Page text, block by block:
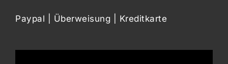
Paypal | Überweisung | Kreditkarte